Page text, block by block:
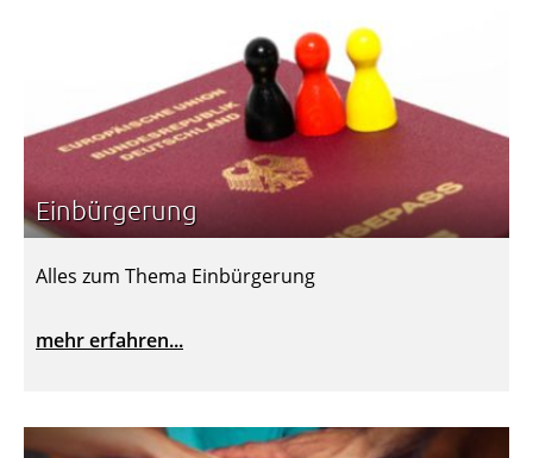
Einbürgerung
Alles zum Thema Einbürgerung
mehr erfahren...